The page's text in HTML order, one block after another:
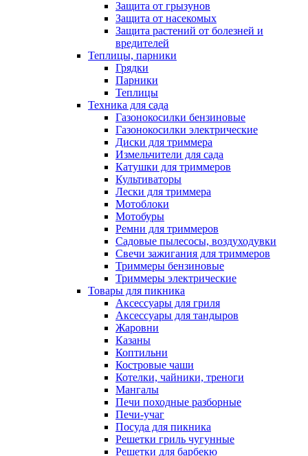
Защита от грызунов
Защита от насекомых
Защита растений от болезней и
вредителей
Теплицы, парники
Грядки
Парники
Теплицы
Техника для сада
Газонокосилки бензиновые
Газонокосилки электрические
Диски для триммера
Измельчители для сада
Катушки для триммеров
Культиваторы
Лески для триммера
Мотоблоки
Мотобуры
Ремни для триммеров
Садовые пылесосы, воздуходувки
Свечи зажигания для триммеров
Триммеры бензиновые
Триммеры электрические
Товары для пикника
Аксессуары для гриля
Аксессуары для тандыров
Жаровни
Казаны
Коптильни
Костровые чаши
Котелки, чайники, треноги
Мангалы
Печи походные разборные
Печи-учаг
Посуда для пикника
Решетки гриль чугунные
Решетки для барбекю